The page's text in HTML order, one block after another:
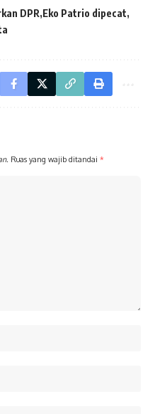
DPR Eko Patrio dipecat
Ruas yang wajib ditandai *